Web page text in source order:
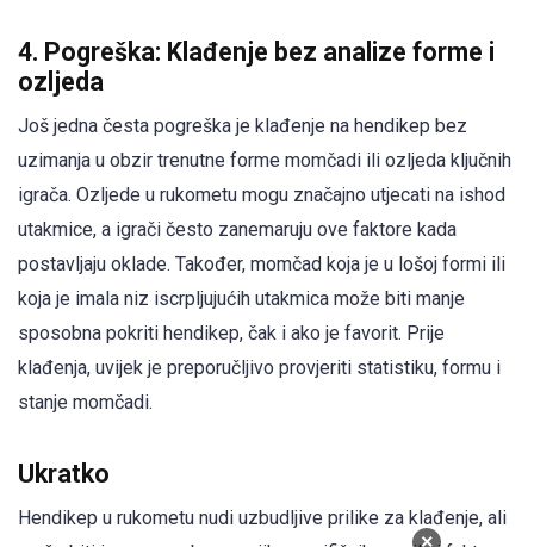
4. Pogreška: Klađenje bez analize forme i
ozljeda
Još jedna česta pogreška je klađenje na hendikep bez
uzimanja u obzir trenutne forme momčadi ili ozljeda ključnih
igrača. Ozljede u rukometu mogu značajno utjecati na ishod
utakmice, a igrači često zanemaruju ove faktore kada
postavljaju oklade. Također, momčad koja je u lošoj formi ili
koja je imala niz iscrpljujućih utakmica može biti manje
sposobna pokriti hendikep, čak i ako je favorit. Prije
klađenja, uvijek je preporučljivo provjeriti statistiku, formu i
stanje momčadi.
Ukratko
Hendikep u rukometu nudi uzbudljive prilike za klađenje, ali
×